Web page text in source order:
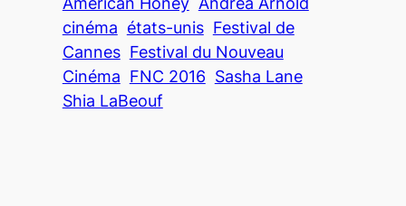
cinéma états-unis Festival de
Cannes Festival du Nouveau
Cinéma FNC 2016 Sasha Lane
Shia LaBeouf